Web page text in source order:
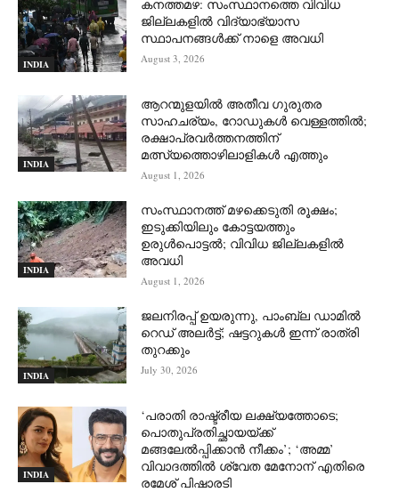
INDIA
കനത്തമഴ: സംസ്ഥാനത്തെ വിവിധ
ജില്ലകളിൽ വിദ്യാഭ്യാസ
സ്ഥാപനങ്ങൾക്ക് നാളെ അവധി
August 3, 2026
INDIA
ആറന്മുളയില്‍ അതീവ ഗുരുതര
സാഹചര്യം, റോഡുകള്‍ വെള്ളത്തില്‍;
രക്ഷാപ്രവര്‍ത്തനത്തിന്
മത്സ്യത്തൊഴിലാളികള്‍ എത്തും
August 1, 2026
INDIA
സംസ്ഥാനത്ത് മഴക്കെടുതി രൂക്ഷം;
ഇടുക്കിയിലും കോട്ടയത്തും
ഉരുള്‍പൊട്ടല്‍; വിവിധ ജില്ലകളില്‍
അവധി
August 1, 2026
INDIA
ജലനിരപ്പ് ഉയരുന്നു, പാംബ്ല ഡാമിൽ
റെഡ് അലർട്ട്; ഷട്ടറുകൾ ഇന്ന് രാത്രി
തുറക്കും
July 30, 2026
INDIA
‘പരാതി രാഷ്ട്രീയ ലക്ഷ്യത്തോടെ;
പൊതുപ്രതിച്ഛായയ്ക്ക്
മങ്ങലേല്‍പ്പിക്കാന്‍ നീക്കം’; ‘അമ്മ’
വിവാദത്തില്‍ ശ്വേത മേനോന് എതിരെ
രമേശ് പിഷാരടി